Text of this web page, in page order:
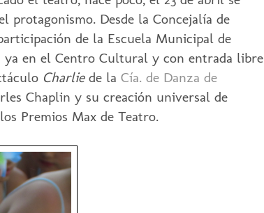
Desde la Concejalía de
de la Escuela Municipal de
ya en el Centro Cultural y con entrada libre
Charliede la Cía. de Danza de
Chaplin y su creación universal de
Premios Max de Teatro.